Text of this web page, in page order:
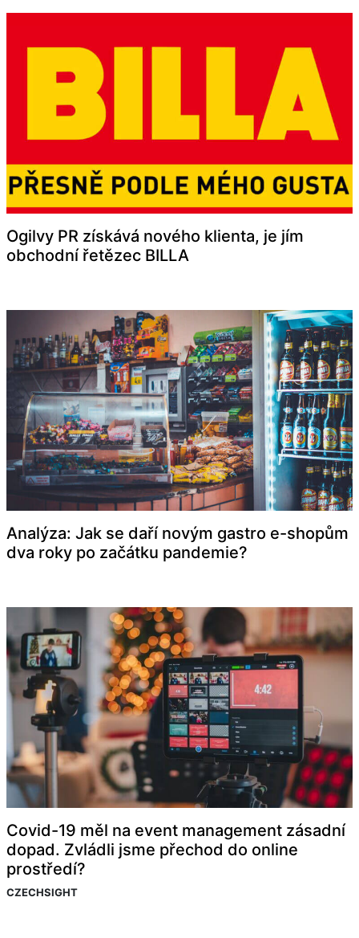
Ogilvy PR získává nového klienta, je jím
obchodní řetězec BILLA
Analýza: Jak se daří novým gastro e-shopům
dva roky po začátku pandemie?
Covid-19 měl na event management zásadní
dopad. Zvládli jsme přechod do online
prostředí?
CZECHSIGHT